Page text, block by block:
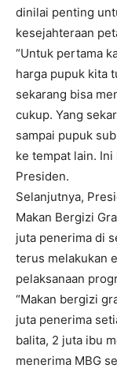
dinilai penting
kesejahteraan
“Untuk pertama
harga pupuk kita
sekarang bisa
cukup. Yang
sampai pupuk
ke tempat lain. Ini
Presiden.
Selanjutnya,
Makan Bergizi
juta penerima di
terus melakukan
pelaksanaan
“Makan bergizi
juta penerima
balita, 2 juta ibu
menerima MBG